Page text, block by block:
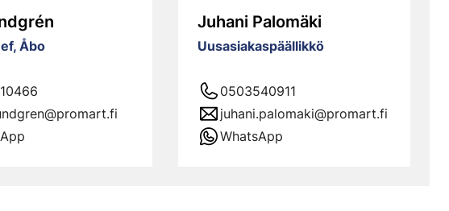
Åbo
Juhani Palomäki
Uusasiakaspäällikkö
0503540911
juhani.palomaki@promart.fi
WhatsApp